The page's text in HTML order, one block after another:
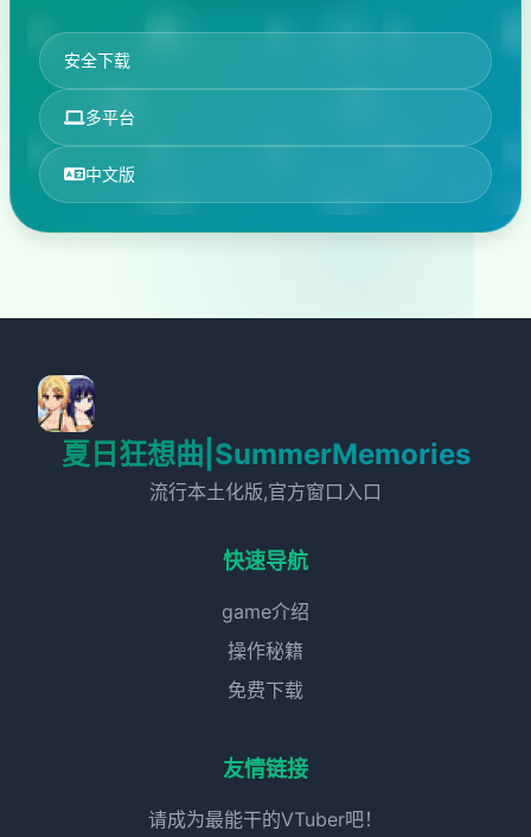
安全下载
多平台
中文版
夏日狂想曲|SummerMemories
流行本土化版,官方窗口入口
快速导航
game介绍
操作秘籍
免费下载
友情链接
请成为最能干的VTuber吧！